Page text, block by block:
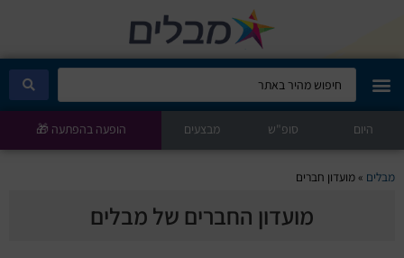
מבלים קלאב
הופעות היום
היום סופ"ש מבצעים הופעה בהפתעה 🎁
מבלים »מועדון חברים
מועדון החברים של מבלים